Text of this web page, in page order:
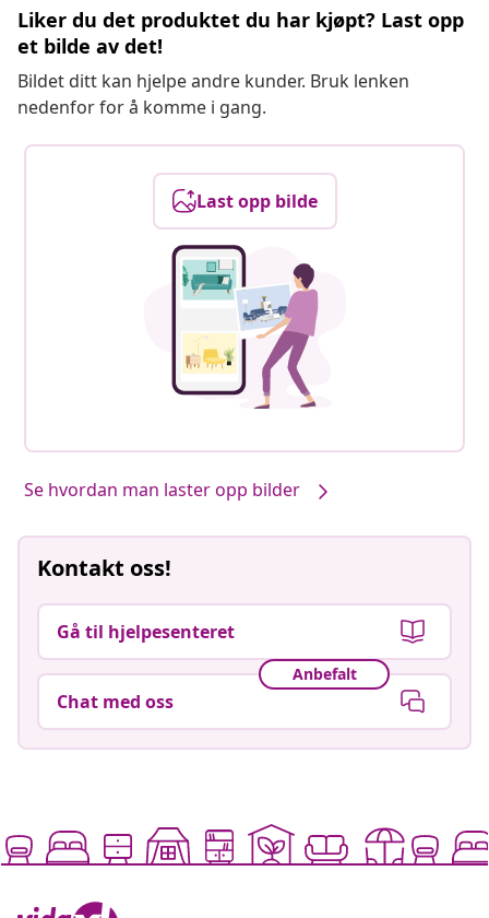
Liker du det produktet du har kjøpt? Last opp
et bilde av det!
Bildet ditt kan hjelpe andre kunder. Bruk lenken
nedenfor for å komme i gang.
Last opp bilde
Se hvordan man laster opp bilder
Kontakt oss!
Gå til hjelpesenteret
Anbefalt
Chat med oss